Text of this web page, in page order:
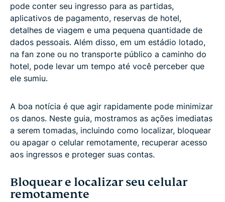
pode conter seu ingresso para as partidas,
aplicativos de pagamento, reservas de hotel,
detalhes de viagem e uma pequena quantidade de
dados pessoais. Além disso, em um estádio lotado,
na fan zone ou no transporte público a caminho do
hotel, pode levar um tempo até você perceber que
ele sumiu.
A boa notícia é que agir rapidamente pode minimizar
os danos. Neste guia, mostramos as ações imediatas
a serem tomadas, incluindo como localizar, bloquear
ou apagar o celular remotamente, recuperar acesso
aos ingressos e proteger suas contas.
Bloquear e localizar seu celular
remotamente